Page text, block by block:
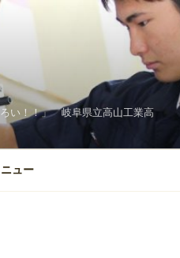
ろい！！」 岐阜県立高山工業高
ニュー